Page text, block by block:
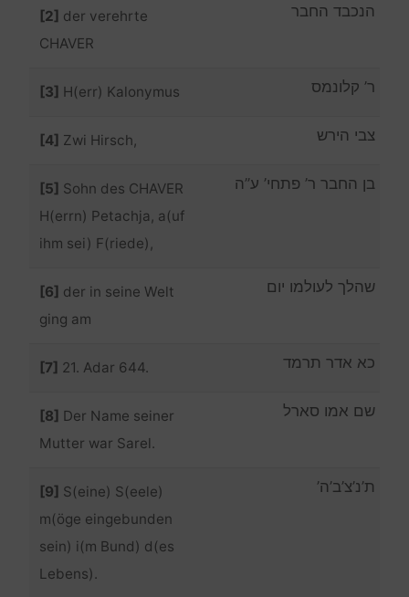
[2] der verehrte
CHAVER
הנכבד החבר ‎‏‏
[3] H(err) Kalonymus ר’ קלונמס ‎
[4] Zwi Hirsch, צבי הירש
[5] Sohn des CHAVER
H(errn) Petachja, a(uf
ihm sei) F(riede),
בן החבר ר’ פתחי’ ע”ה ‎‏‏
[6] der in seine Welt
ging am
שהלך לעולמו יום ‎‏‏
[7] 21. Adar 644. כא אדר תרמד ‎‏‏
[8] Der Name seiner
Mutter war Sarel.
שם אמו סארל ‎‏‏
[9] S(eine) S(eele)
m(öge eingebunden
sein) i(m Bund) d(es
Lebens).
ת’נ’צ’ב’ה’ ‎‏‏